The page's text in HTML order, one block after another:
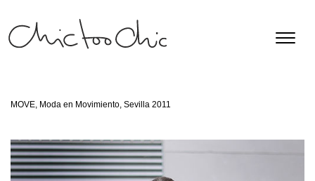
MOVE, Moda en Movimiento, Sevilla 2011